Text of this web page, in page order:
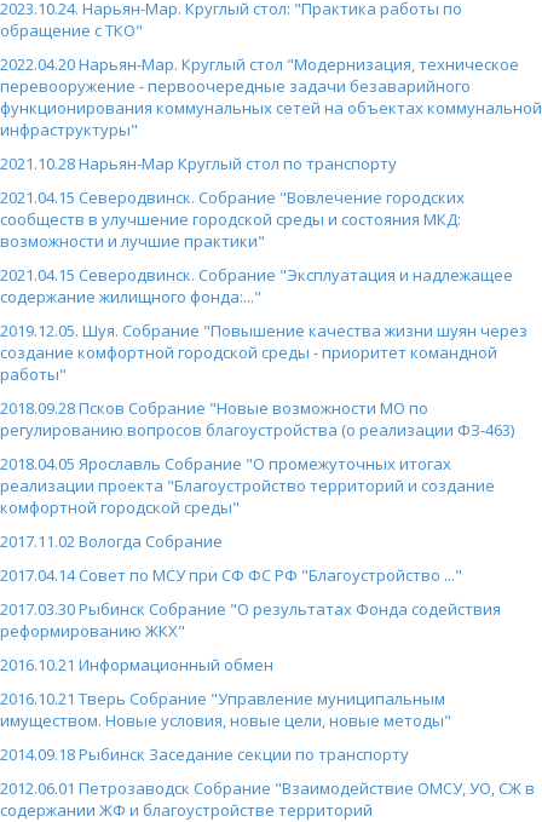
2023.10.24. Нарьян-Мар. Круглый стол: "Практика работы по
обращение с ТКО"
2022.04.20 Нарьян-Мар. Круглый стол "Модернизация, техническое
перевооружение - первоочередные задачи безаварийного
функционирования коммунальных сетей на объектах коммунальной
инфраструктуры"
2021.10.28 Нарьян-Мар Круглый стол по транспорту
2021.04.15 Северодвинск. Собрание "Вовлечение городских
сообществ в улучшение городской среды и состояния МКД:
возможности и лучшие практики"
2021.04.15 Северодвинск. Собрание "Эксплуатация и надлежащее
содержание жилищного фонда:..."
2019.12.05. Шуя. Собрание "Повышение качества жизни шуян через
создание комфортной городской среды - приоритет командной
работы"
2018.09.28 Псков Собрание "Новые возможности МО по
регулированию вопросов благоустройства (о реализации ФЗ-463)
2018.04.05 Ярославль Собрание "О промежуточных итогах
реализации проекта "Благоустройство территорий и создание
комфортной городской среды"
2017.11.02 Вологда Собрание
2017.04.14 Совет по МСУ при СФ ФС РФ "Благоустройство ..."
2017.03.30 Рыбинск Собрание "О результатах Фонда содействия
реформированию ЖКХ"
2016.10.21 Информационный обмен
2016.10.21 Тверь Собрание "Управление муниципальным
имуществом. Новые условия, новые цели, новые методы"
2014.09.18 Рыбинск Заседание секции по транспорту
2012.06.01 Петрозаводск Собрание "Взаимодействие ОМСУ, УО, СЖ в
содержании ЖФ и благоустройстве территорий